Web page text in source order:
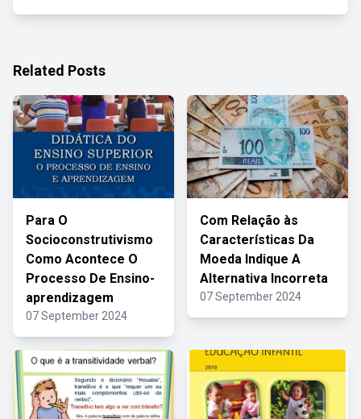
Related Posts
Para O
Socioconstrutivismo
Como Acontece O
Processo De Ensino-
aprendizagem
07 September 2024
Com Relação às
Características Da
Moeda Indique A
Alternativa Incorreta
07 September 2024